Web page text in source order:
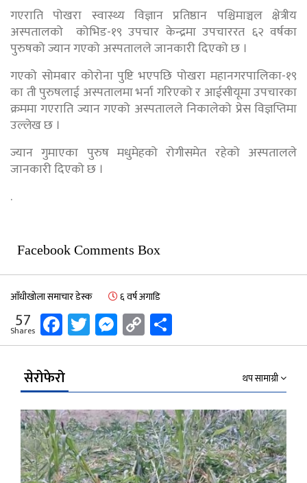
गएराति पोखरा स्वास्थ्य विज्ञान प्रतिष्ठान पश्चिमाञ्चल क्षेत्रीय
अस्पतालको कोभिड-१९ उपचार केन्द्रमा उपचाररत ६२ वर्षका
पुरुषको ज्यान गएको अस्पतालले जानकारी दिएको छ ।
गएको सोमबार कोरोना पुष्टि भएपछि पोखरा महानगरपालिका-१९
का ती पुरुषलाई अस्पतालमा भर्ना गरिएको र आईसीयूमा उपचारका
क्रममा गएराति ज्यान गएको अस्पतालले निकालेको प्रेस विज्ञप्तिमा
उल्लेख छ ।
ज्यान गुमाएका पुरुष मधुमेहको रोगीसमेत रहेको अस्पतालले
जानकारी दिएको छ ।
.
Facebook Comments Box
आँधीखोला समाचार डेस्क ६ वर्ष अगाडि
57
Shares Facebook
Twitter
Messenger
Copy
Link
सेरोफेरो थप सामाग्री